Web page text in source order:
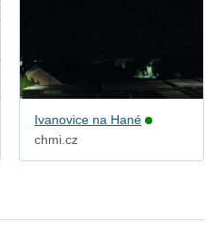
Ivanovice na Hané
chmi.cz